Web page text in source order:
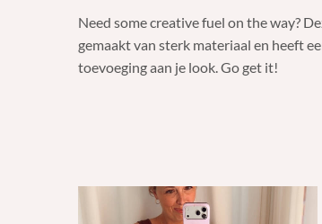
Need some creative fuel on the way?
gemaakt van sterk materiaal en heeft
toevoeging aan je look. Go get it!